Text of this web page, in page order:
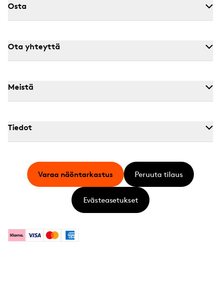
Osta
Ota yhteyttä
Meistä
Tiedot
KlarnaVisa MastercardAmerican Express
Varaa näöntarkastus Peruuta tilaus
Evästeasetukset